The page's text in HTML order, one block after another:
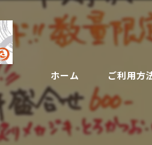
ホーム ご利用方